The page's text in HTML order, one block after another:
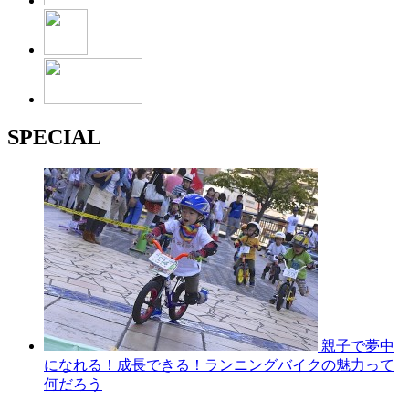
SPECIAL
親子で夢中
になれる！成長できる！ランニングバイクの魅力って
何だろう